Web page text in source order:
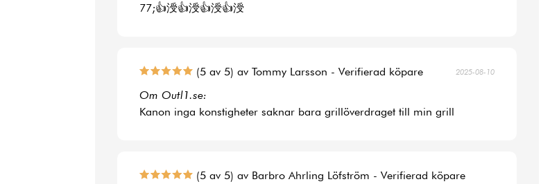
77;👍涭👍涭👍涭👍涭
(5 av 5) av Tommy Larsson - Verifierad köpare 2025-08-10
Om Outl1.se:
Kanon inga konstigheter saknar bara grillöverdraget till min grill
(5 av 5) av Barbro Ahrling Löfström - Verifierad köpare